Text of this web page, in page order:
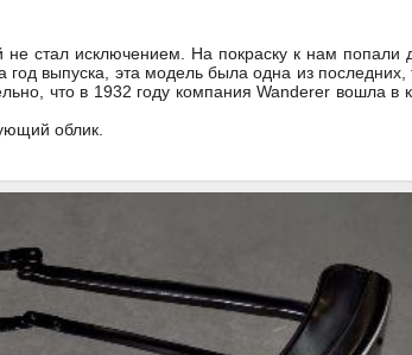
стал исключением. На покраску к нам попали
выпуска, эта модель была одна из последних,
что в 1932 году компания Wanderer вошла в
облик.